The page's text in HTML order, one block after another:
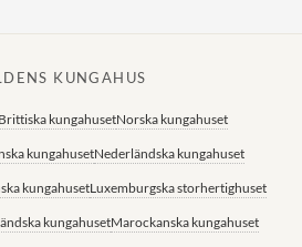
KUNGAHUS
kungahusetNorska kungahuset
kungahusetNederländska kungahuset
kungahusetLuxemburgska storhertighuset
kungahusetMarockanska kungahuset